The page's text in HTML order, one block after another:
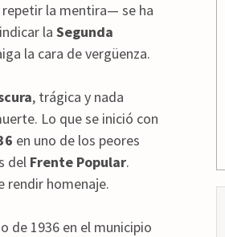
la mentira— se ha
la Segunda
la cara de vergüenza.
, trágica y nada
Lo que se inició con
en uno de los peores
del Frente Popular.
rendir homenaje.
de 1936 en el municipio